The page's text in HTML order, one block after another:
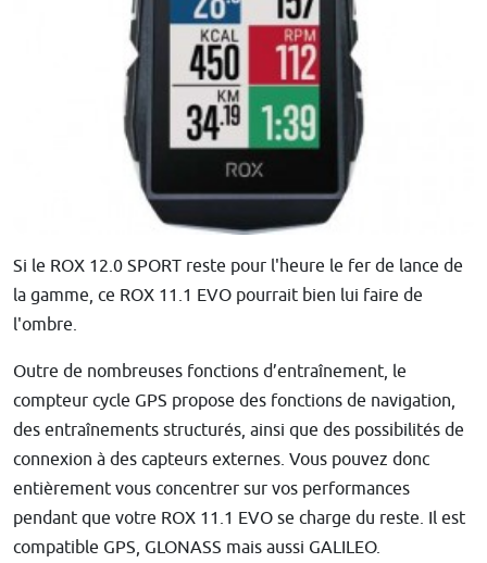
Si le ROX 12.0 SPORT reste pour l'heure le fer de lance de
la gamme, ce ROX 11.1 EVO pourrait bien lui faire de
l'ombre.
Outre de nombreuses fonctions d’entraînement, le
compteur cycle GPS propose des fonctions de navigation,
des entraînements structurés, ainsi que des possibilités de
connexion à des capteurs externes. Vous pouvez donc
entièrement vous concentrer sur vos performances
pendant que votre ROX 11.1 EVO se charge du reste. Il est
compatible GPS, GLONASS mais aussi GALILEO.